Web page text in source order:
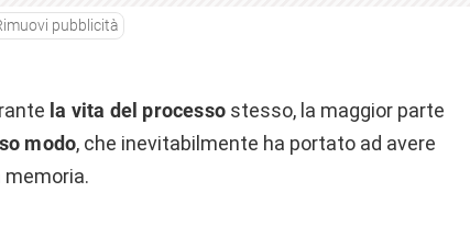
pubblicità
la vita del processo stesso, la maggior parte
modo, che inevitabilmente ha portato ad avere
memoria.